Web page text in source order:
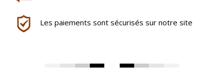
Les paiements sont sécurisés sur notre site